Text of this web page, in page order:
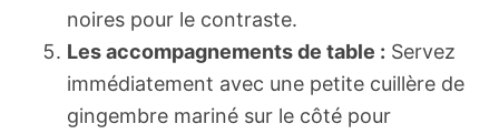
noires pour le contraste.
Les accompagnements de table : Servez
immédiatement avec une petite cuillère de
gingembre mariné sur le côté pour